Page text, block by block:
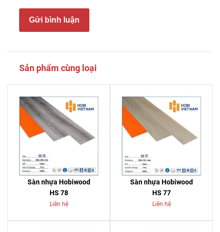
Gửi bình luận
Sản phẩm cùng loại
Sàn nhựa Hobiwood
HS 78
Liên hệ
Sàn nhựa Hobiwood
HS 77
Liên hệ